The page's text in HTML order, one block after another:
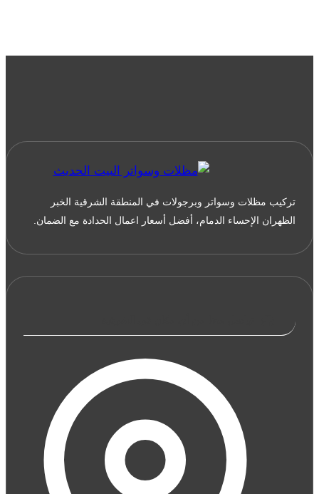
تركيب مظلات وسواتر وبرجولات في المنطقة الشرقية الخبر
الظهران الإحساء الدمام، أفضل أسعار اعمال الحدادة مع الضمان.